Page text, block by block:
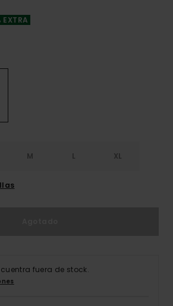
M L XL
fuera de stock.